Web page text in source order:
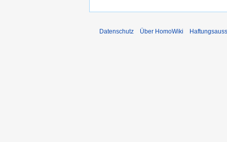
Datenschutz Über HomoWiki